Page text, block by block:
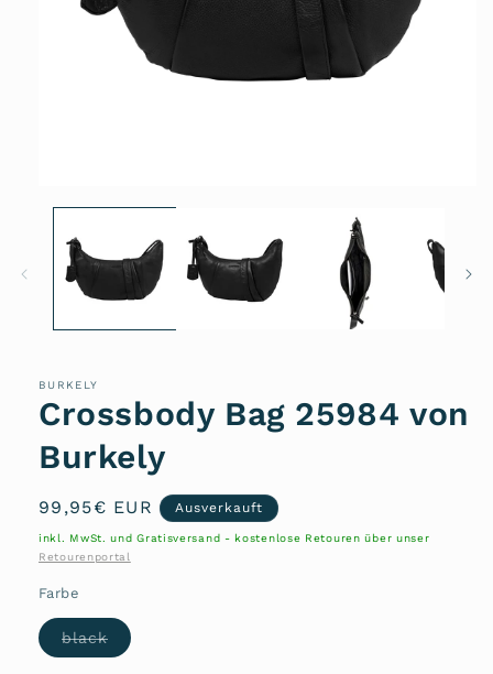
Modal
öffnen
BURKELY
Crossbody Bag 25984 von
Burkely
Normaler
Preis
99,95€ EUR Ausverkauft
inkl. MwSt. und Gratisversand - kostenlose Retouren über unser
Retourenportal
Farbe
blackVariante
ausverkauft